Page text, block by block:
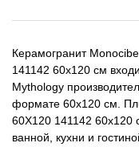
Керамогранит
141142 60x120 см
Mythology
формате 60x120 см.
60X120 141142
ванной, кухни и